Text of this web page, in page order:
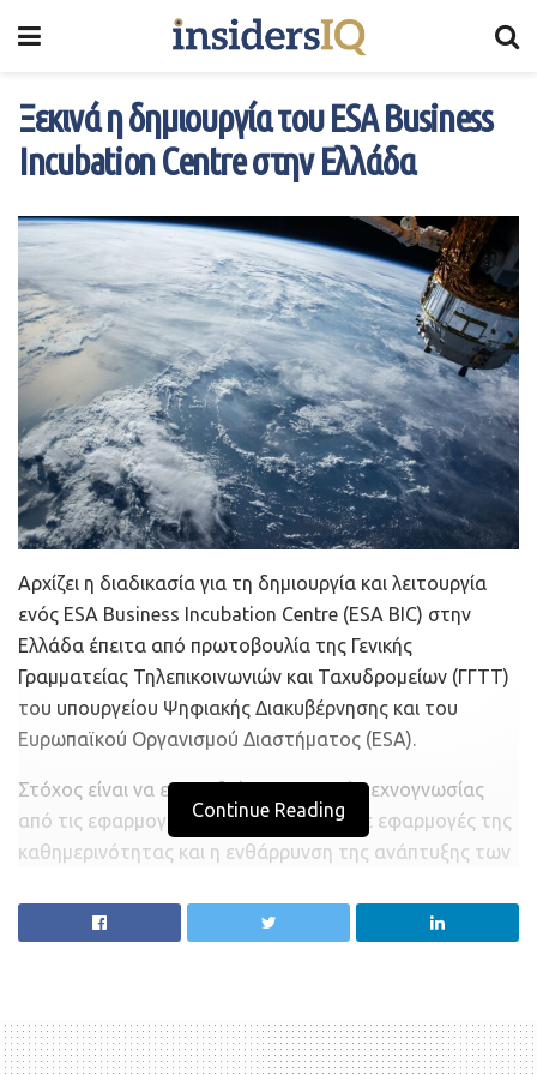
Ξεκινά η δημιουργία του ESA Business
Incubation Centre στην Ελλάδα
Αρχίζει η διαδικασία για τη δημιουργία και λειτουργία
ενός ESA Business Incubation Centre (ESA BIC) στην
Ελλάδα έπειτα από πρωτοβουλία της Γενικής
Γραμματείας Τηλεπικοινωνιών και Ταχυδρομείων (ΓΓΤΤ)
του υπουργείου Ψηφιακής Διακυβέρνησης και του
Ευρωπαϊκού Οργανισμού Διαστήματος (ESA).
Στόχος είναι να ενισχυθεί η μεταφορά τεχνογνωσίας
από τις εφαρμογές του Διαστήματος σε εφαρμογές της
καθημερινότητας και η ενθάρρυνση της ανάπτυξης των
Ελληνικές εταιρείες έχουν τη δυνατότητα να
εκδηλώσουν ως τις 20 Νοεμβρίου 2020 ενδιαφέρον για
δημοσιευμένη στον ιστότοπο της ESA και στη
διεύθυνση.
Continue Reading